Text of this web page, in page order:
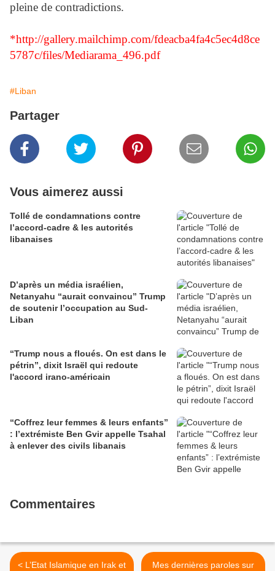
pleine de contradictions.
*http://gallery.mailchimp.com/fdeacba4fa4c5ec4d8ce
5787c/files/Mediarama_496.pdf
#Liban
Partager
Vous aimerez aussi
Tollé de condamnations contre
l’accord-cadre & les autorités
libanaises
D’après un média israélien,
Netanyahu “aurait convaincu” Trump
de soutenir l’occupation au Sud-
Liban
“Trump nous a floués. On est dans le
pétrin”, dixit Israël qui redoute
l'accord irano-américain
“Coffrez leur femmes & leurs enfants”
: l’extrémiste Ben Gvir appelle Tsahal
à enlever des civils libanais
Commentaires
< L’Etat Islamique en Irak et
Mes dernières paroles sur